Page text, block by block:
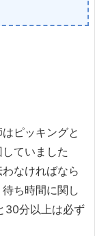
ピッキングと
ていました
なければなら
ち時間に関し
30分以上は必ず